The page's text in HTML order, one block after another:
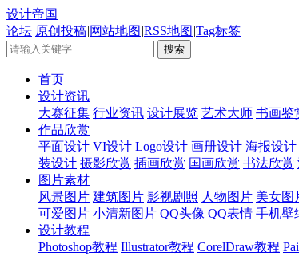
设计帝国
论坛|原创投稿|网站地图 |RSS地图 |Tag标签
首页
设计资讯
大赛征集 行业资讯 设计展览 艺术大师 书画鉴
作品欣赏
平面设计 VI设计 Logo设计 画册设计 海报设计
装设计 摄影欣赏 插画欣赏 国画欣赏 书法欣赏
图片素材
风景图片 建筑图片 影视剧照 人物图片 美女图
可爱图片 小清新图片 QQ头像 QQ表情 手机壁
设计教程
Photoshop教程 Illustrator教程 CorelDraw教程